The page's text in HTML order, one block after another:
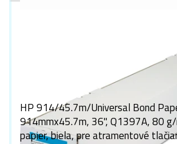
HP 914/45.7m/Universal Bond
914mmx45.7m, 36", Q1397A, 80
papier, biela, pre atramentové